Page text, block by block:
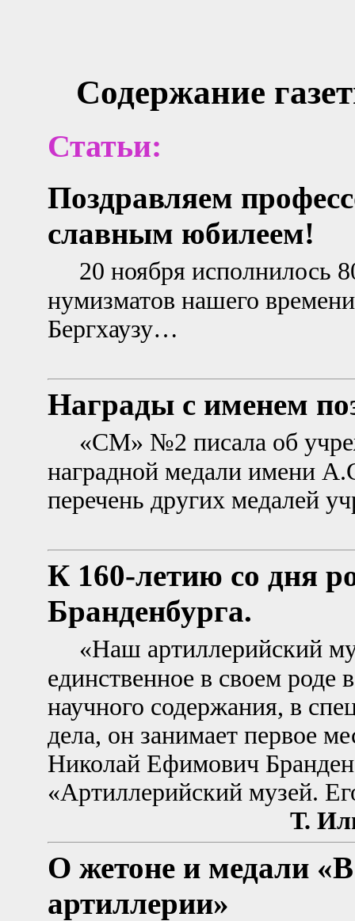
Содержание
Статьи:
Поздравляем
славным юбилеем!
20 ноября исполнилось
нумизматов нашего
Бергхаузу…
Награды с именем
«СМ» №2 писала об
наградной медали имени
перечень других медалей
К 160-летию со дня
Бранденбурга.
«Наш артиллерийский
единственное в своем роде
научного содержания, в
дела, он занимает первое
Николай Ефимович
«Артиллерийский музей.
Т.
О жетоне и медали
артиллерии»